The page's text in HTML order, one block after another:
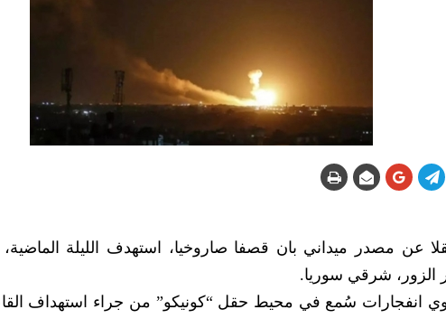
عن مصدر ميداني بان قصفا صاروخيا، استهدف الليلة
الزور، شرقي سوريا.
انفجارات سُمع في محيط حقل “كونيكو” من جراء استهداف